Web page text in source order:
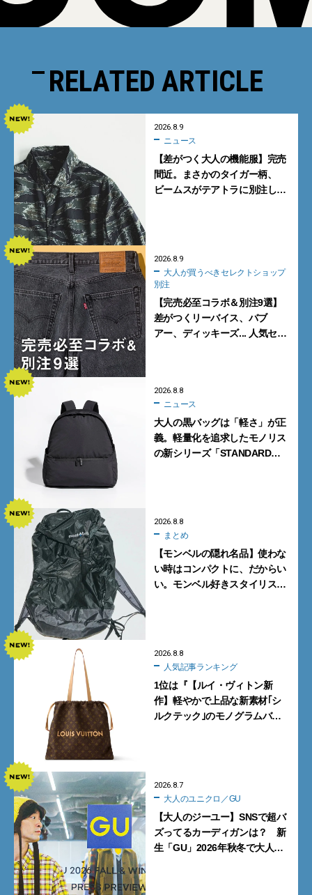
RELATED ARTICLE
2026.8.9
ニュース
【差がつく大人の機能服】完売
間近。まさかのタイガー柄、
ビームスがテアトラに別注した
2026.8.9
別注
【完売必至コラボ＆別注9選】
差がつくリーバイス、バブ
アー、ディッキーズ... 人気セレ
2026.8.8
ニュース
大人の黒バッグは「軽さ」が正
義。軽量化を追求したモノリス
の新シリーズ「STANDARD
2026.8.8
まとめ
【モンベルの隠れ名品】使わな
い時はコンパクトに、だからい
い。モンベル好きスタイリスト
2026.8.8
人気記事ランキング
1位は『【ルイ・ヴィトン新
作】軽やかで上品な新素材｢シ
ルクテック｣のモノグラムバッ
2026.8.7
大人のユニクロ／GU
【大人のジーユー】SNSで超バ
ズってるカーディガンは？ 新
生「GU」2026年秋冬で大人メ